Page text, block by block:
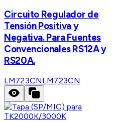
Circuito Regulador de
Tensión Positiva y
Negativa. Para Fuentes
Convencionales RS12A y
RS20A.
LM723CNLM723CN